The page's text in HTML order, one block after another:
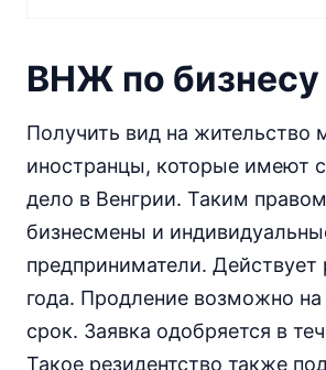
ВНЖ по бизнесу
Получить вид на жительство
иностранцы, которые имеют
дело в Венгрии. Таким
бизнесмены и
предприниматели. Действует
года. Продление возможно
срок. Заявка одобряется в
Такое резидентство также